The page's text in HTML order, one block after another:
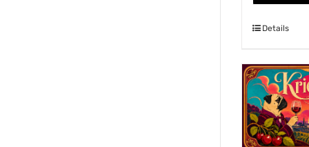
Details